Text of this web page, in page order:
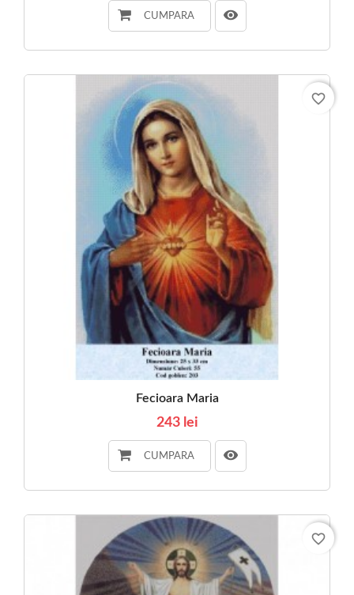
CUMPARA
Fecioara Maria
243 lei
CUMPARA
favorite_border
favorite_border